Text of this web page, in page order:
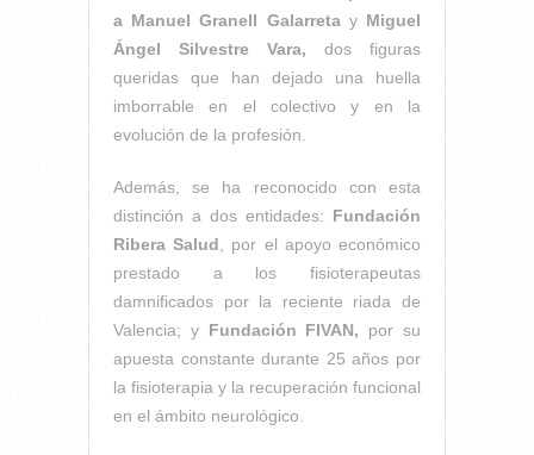
a Manuel Granell Galarreta y Miguel
Ángel Silvestre Vara, dos figuras
queridas que han dejado una huella
imborrable en el colectivo y en la
evolución de la profesión.
Además, se ha reconocido con esta
distinción a dos entidades: Fundación
Ribera Salud , por el apoyo económico
prestado a los fisioterapeutas
damnificados por la reciente riada de
Valencia; y Fundación FIVAN, por su
apuesta constante durante 25 años por
la fisioterapia y la recuperación funcional
en el ámbito neurológico.